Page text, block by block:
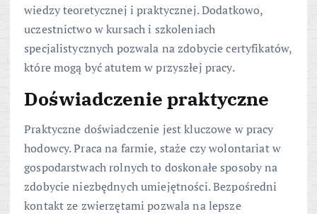
wiedzy teoretycznej i praktycznej. Dodatkowo,
uczestnictwo w kursach i szkoleniach
specjalistycznych pozwala na zdobycie certyfikatów,
które mogą być atutem w przyszłej pracy.
Doświadczenie praktyczne
Praktyczne doświadczenie jest kluczowe w pracy
hodowcy. Praca na farmie, staże czy wolontariat w
gospodarstwach rolnych to doskonałe sposoby na
zdobycie niezbędnych umiejętności. Bezpośredni
kontakt ze zwierzętami pozwala na lepsze